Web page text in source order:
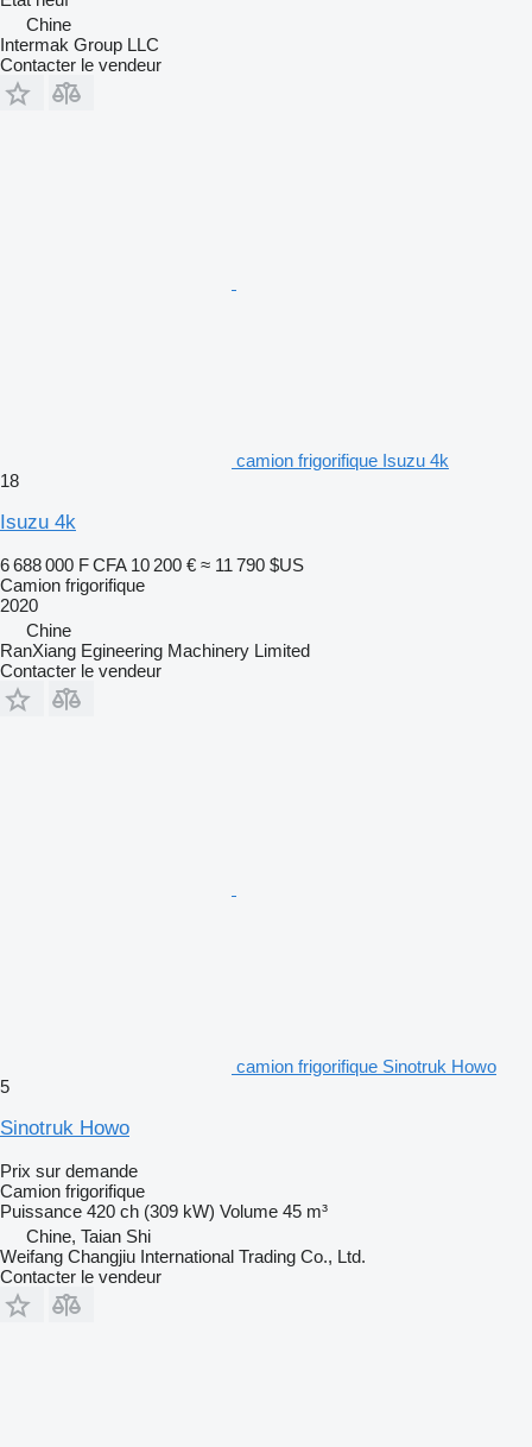
Chine
Intermak Group LLC
Contacter le vendeur
camion frigorifique Isuzu 4k
18
Isuzu 4k
6 688 000 F CFA 10 200 € ≈ 11 790 $US
Camion frigorifique
2020
Chine
RanXiang Egineering Machinery Limited
Contacter le vendeur
camion frigorifique Sinotruk Howo
5
Sinotruk Howo
Prix sur demande
Camion frigorifique
Puissance 420 ch (309 kW) Volume 45 m³
Chine, Taian Shi
Weifang Changjiu International Trading Co., Ltd.
Contacter le vendeur